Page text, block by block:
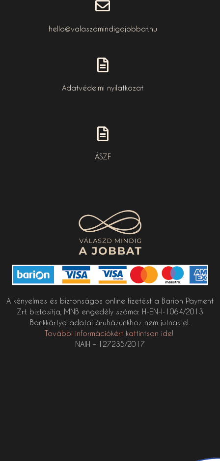
hello@valaszdmindigajobbat.hu
Adatvédelmi nyilatkozat
ÁSZF
A kényelmes és biztonságos online fizetést a Barion Payment
Zrt. biztosítja, MNB engedély száma: H-EN-I-1064/2013
Bankkártya adatai áruházunkhoz nem jutnak el.
További információkért kattintson ide!
NAIH – 127235/2017